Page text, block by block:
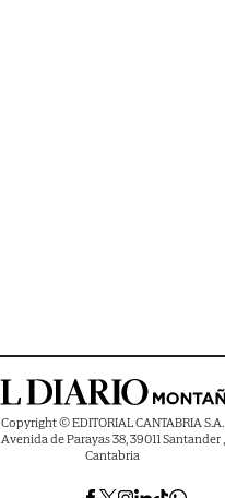
Copyright © EDITORIAL CANTABRIA S.A.
Avenida de Parayas 38, 39011 Santander ,
Cantabria